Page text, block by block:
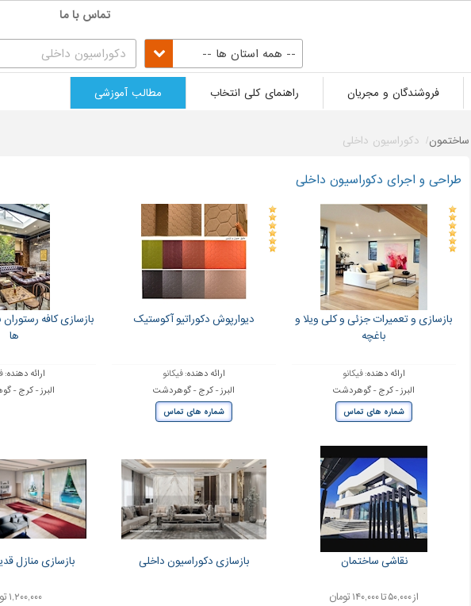
تماس با ما
-- همه استان ها --
فروشندگان و مجریان راهنمای کلی انتخاب مطالب آموزشی
ساختمون دکوراسیون داخلی
طراحی و اجرای دکوراسیون داخلی
بازسازی و تعمیرات جزئی و کلی ویلا و
باغچه
ارائه دهنده:فیکانو
البرز - کرج - گوهردشت
شماره های تماس
دیوارپوش دکوراتیو آکوستیک
ارائه دهنده:فیکانو
البرز - کرج - گوهردشت
شماره های تماس
بازسازی کافه
ها
ارائه دهنده:
البرز - کرج -
نقاشی ساختمان
از ۵۰,۰۰۰ تا ۱۴۰,۰۰۰ تومان
بازسازی دکوراسیون داخلی بازسازی منازل
۱,۲۰۰,۰۰۰ تومان